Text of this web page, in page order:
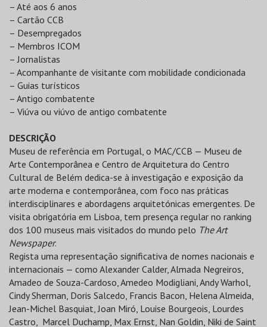
– Até aos 6 anos
– Cartão CCB
– Desempregados
– Membros ICOM
– Jornalistas
– Acompanhante de visitante com mobilidade condicionada
– Guias turísticos
– Antigo combatente
– Viúva ou viúvo de antigo combatente
DESCRIÇÃO
Museu de referência em Portugal, o MAC/CCB — Museu de
Arte Contemporânea e Centro de Arquitetura do Centro
Cultural de Belém dedica-se à investigação e exposição da
arte moderna e contemporânea, com foco nas práticas
interdisciplinares e abordagens arquitetónicas emergentes. De
visita obrigatória em Lisboa, tem presença regular no ranking
dos 100 museus mais visitados do mundo pelo The Art
Newspaper.
Regista uma representação significativa de nomes nacionais e
internacionais — como Alexander Calder, Almada Negreiros,
Amadeo de Souza-Cardoso, Amedeo Modigliani, Andy Warhol,
Cindy Sherman, Doris Salcedo, Francis Bacon, Helena Almeida,
Jean-Michel Basquiat, Joan Miró, Louise Bourgeois, Lourdes
Castro, Marcel Duchamp, Max Ernst, Nan Goldin, Niki de Saint